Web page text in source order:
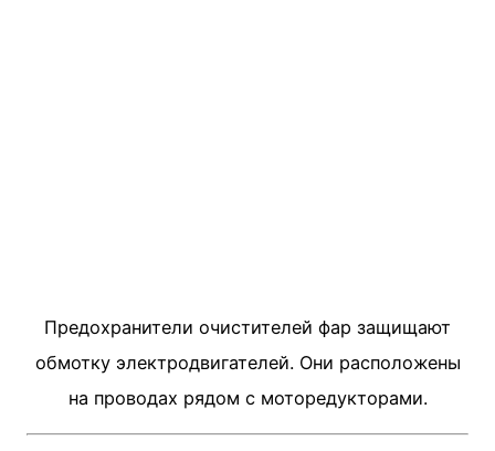
Предохранители очистителей фар защищают
обмотку электродвигателей. Они расположены
на проводах рядом с моторедукторами.